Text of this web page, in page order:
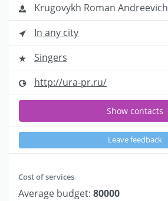
Krugovykh Roman Andreevich
In any city
Singers
http://ura-pr.ru/
Show contacts
Leave feedback
Cost of services
Average budget: 80000